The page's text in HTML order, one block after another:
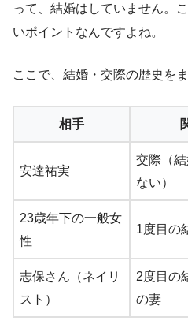
って、結婚はしていません。
いポイントなんですよね。
ここで、結婚・交際の歴史を
相手
安達祐実
交際（
ない）
23歳年下の一般女
性
1度目の
志保さん（ネイリ
スト）
2度目の
の妻